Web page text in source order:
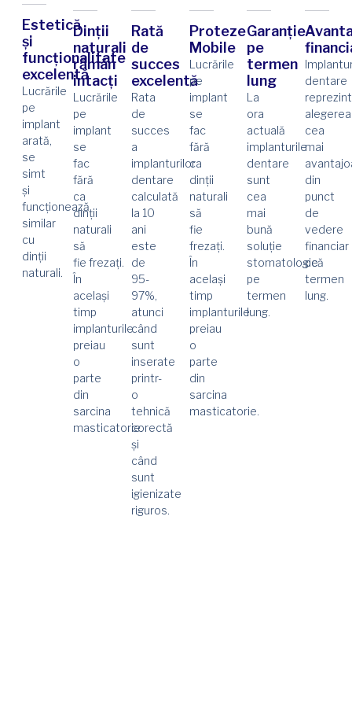
Estetică
și
funcționalitate
excelentă
Lucrările
pe
implant
arată,
se
simt
și
funcționează
similar
cu
dinții
naturali.
Dinții
naturali
rămân
intacți
Lucrările
pe
implant
se
fac
fără
ca
dinții
naturali
să
fie frezați.
În
același
timp
implanturile
preiau
o
parte
din
sarcina
masticatorie.
Rată
de
succes
excelentă
Rata
de
succes
a
implanturilor
dentare
calculată
la 10
ani
este
de
95-
97%,
atunci
când
sunt
inserate
printr-
o
tehnică
corectă
și
când
sunt
igienizate
riguros.
Proteze
Mobile
Lucrările
pe
implant
se
fac
fără
ca
dinții
naturali
să
fie
frezați.
În
același
timp
implanturile
preiau
o
parte
din
sarcina
masticatorie.
Garanție
pe
termen
lung
La
ora
actuală
implanturile
dentare
sunt
cea
mai
bună
soluție
stomatologică
pe
termen
lung.
dentare
alegerea
cea
mai
din
punct
de
vedere
financiar
pe
termen
lung.